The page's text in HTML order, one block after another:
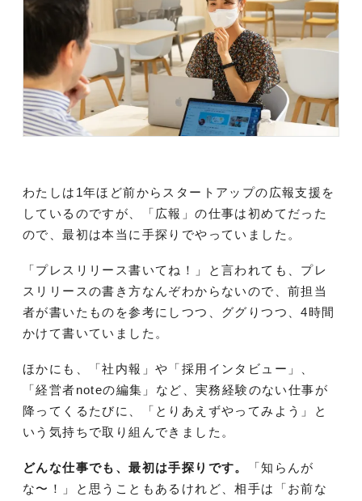
わたしは1年ほど前からスタートアップの広報支援を
しているのですが、「広報」の仕事は初めてだった
ので、最初は本当に手探りでやっていました。
「プレスリリース書いてね！」と言われても、プレ
スリリースの書き方なんぞわからないので、前担当
者が書いたものを参考にしつつ、ググりつつ、4時間
かけて書いていました。
ほかにも、「社内報」や「採用インタビュー」、
「経営者noteの編集」など、実務経験のない仕事が
降ってくるたびに、「とりあえずやってみよう」と
いう気持ちで取り組んできました。
どんな仕事でも、最初は手探りです。
「知らんが
な〜！」と思うこともあるけれど、相手は「お前な